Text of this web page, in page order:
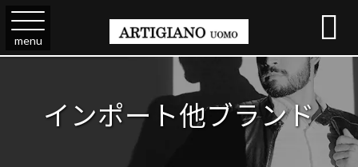
menu 
インポート他ブランド